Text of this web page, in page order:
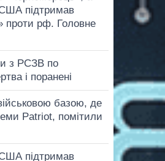
підтримав
проти рф. Головне
з РСЗВ по
і поранені
базою, де
Patriot, помітили
підтримав